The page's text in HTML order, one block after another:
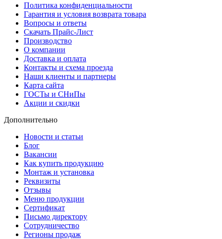
Политика конфиденциальности
Гарантия и условия возврата товара
Вопросы и ответы
Скачать Прайс-Лист
Производство
О компании
Доставка и оплата
Контакты и схема проезда
Наши клиенты и партнеры
Карта сайта
ГОСТы и СНиПы
Акции и скидки
Дополнительно
Новости и статьи
Блог
Вакансии
Как купить продукцию
Монтаж и установка
Реквизиты
Отзывы
Меню продукции
Сертификат
Письмо директору
Сотрудничество
Регионы продаж